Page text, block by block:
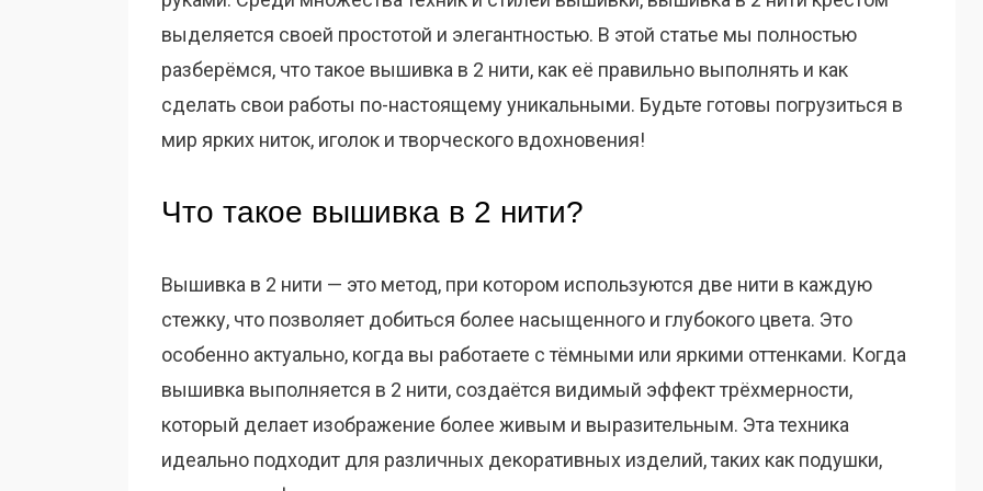
выделяется своей простотой и элегантностью. В этой статье мы полностью
разберёмся, что такое вышивка в 2 нити, как её правильно выполнять и как
сделать свои работы по-настоящему уникальными. Будьте готовы погрузиться в
мир ярких ниток, иголок и творческого вдохновения!
Что такое вышивка в 2 нити?
Вышивка в 2 нити — это метод, при котором используются две нити в каждую
стежку, что позволяет добиться более насыщенного и глубокого цвета. Это
особенно актуально, когда вы работаете с тёмными или яркими оттенками. Когда
вышивка выполняется в 2 нити, создаётся видимый эффект трёхмерности,
который делает изображение более живым и выразительным. Эта техника
идеально подходит для различных декоративных изделий, таких как подушки,